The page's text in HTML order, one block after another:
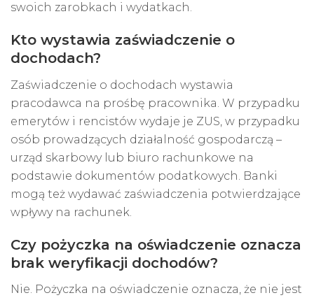
swoich zarobkach i wydatkach.
Kto wystawia zaświadczenie o
dochodach?
Zaświadczenie o dochodach wystawia
pracodawca na prośbę pracownika. W przypadku
emerytów i rencistów wydaje je ZUS, w przypadku
osób prowadzących działalność gospodarczą –
urząd skarbowy lub biuro rachunkowe na
podstawie dokumentów podatkowych. Banki
mogą też wydawać zaświadczenia potwierdzające
wpływy na rachunek.
Czy pożyczka na oświadczenie oznacza
brak weryfikacji dochodów?
Nie. Pożyczka na oświadczenie oznacza, że nie jest